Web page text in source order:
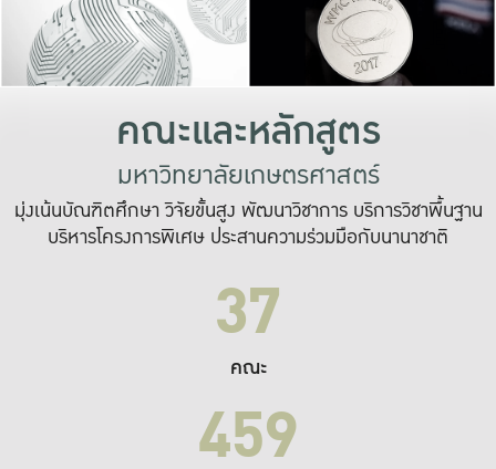
เปลี่ยนแปลง แล
เพื่อทำง
ระบบสารสนเทศ
คณะและหลักสูตร
มหาวิทยาลัยเกษตรศาสตร์
มุ่งเน้นบัณฑิตศึกษา วิจัยขั้นสูง พัฒนาวิชาการ บริการวิชาพื้นฐาน
บริหารโครงการพิเศษ ประสานความร่วมมือกับนานาชาติ
37
คณะ
459